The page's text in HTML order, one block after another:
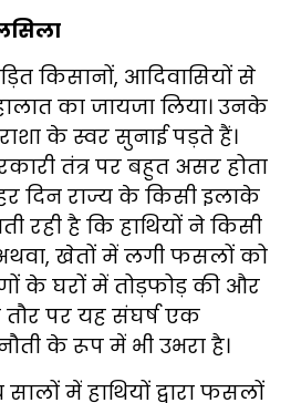
किसानों, आदिवासियों से
का जायजा लिया। उनके
के स्वर सुनाई पड़ते हैं।
तंत्र पर बहुत असर होता
दिन राज्य के किसी इलाके
रही है कि हाथियों ने किसी
अथवा, खेतों में लगी फसलों को
के घरों में तोड़फोड़ की और
तौर पर यह संघर्ष एक
के रूप में भी उभरा है।
में हाथियों द्वारा फसलों